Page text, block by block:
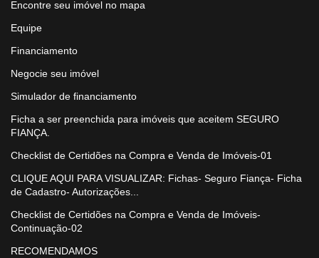
Encontre seu imóvel no mapa
Equipe
Financiamento
Negocie seu imóvel
Simulador de financiamento
Ficha a ser preenchida para imóveis que aceitem SEGURO
FIANÇA.
Checklist de Certidões na Compra e Venda de Imóveis-01
CLIQUE AQUI PARA VISUALIZAR: Fichas- Seguro Fiança- Ficha
de Cadastro- Autorizações...
Checklist de Certidões na Compra e Venda de Imóveis-
Continuação-02
RECOMENDAMOS